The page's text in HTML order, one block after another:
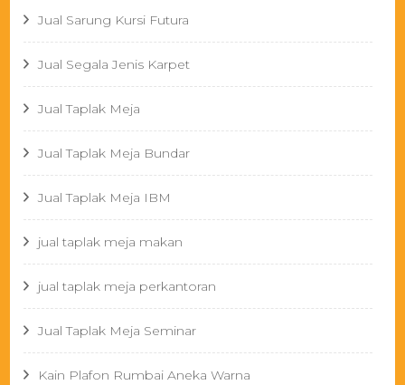
Jual Sarung Kursi Futura
Jual Segala Jenis Karpet
Jual Taplak Meja
Jual Taplak Meja Bundar
Jual Taplak Meja IBM
jual taplak meja makan
jual taplak meja perkantoran
Jual Taplak Meja Seminar
Kain Plafon Rumbai Aneka Warna